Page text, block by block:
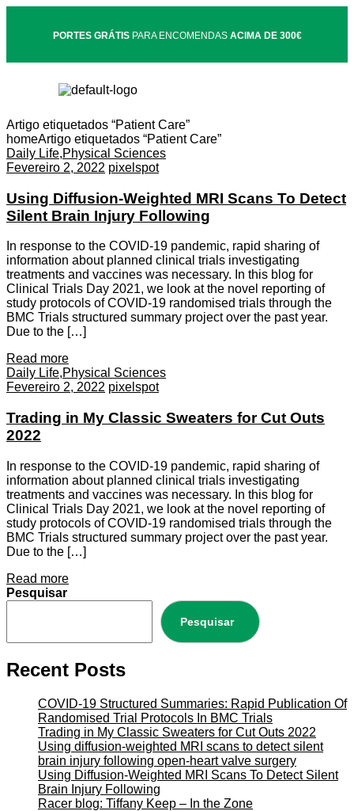
PORTES GRÁTISPARA ENCOMENDAS ACIMA DE 300€
Artigo etiquetados “Patient Care”
homeArtigo etiquetados “Patient Care”
Daily Life,Physical Sciences
Fevereiro 2, 2022 pixelspot
Using Diffusion-Weighted MRI Scans To Detect
Silent Brain Injury Following
In response to the COVID-19 pandemic, rapid sharing of
information about planned clinical trials investigating
treatments and vaccines was necessary. In this blog for
Clinical Trials Day 2021, we look at the novel reporting of
study protocols of COVID-19 randomised trials through the
BMC Trials structured summary project over the past year.
Due to the […]
Read more
Daily Life,Physical Sciences
Fevereiro 2, 2022 pixelspot
Trading in My Classic Sweaters for Cut Outs
2022
In response to the COVID-19 pandemic, rapid sharing of
information about planned clinical trials investigating
treatments and vaccines was necessary. In this blog for
Clinical Trials Day 2021, we look at the novel reporting of
study protocols of COVID-19 randomised trials through the
BMC Trials structured summary project over the past year.
Due to the […]
Read more
Pesquisar
Pesquisar
Recent Posts
COVID-19 Structured Summaries: Rapid Publication Of
Randomised Trial Protocols In BMC Trials
Trading in My Classic Sweaters for Cut Outs 2022
Using diffusion-weighted MRI scans to detect silent
brain injury following open-heart valve surgery
Using Diffusion-Weighted MRI Scans To Detect Silent
Brain Injury Following
Racer blog: Tiffany Keep – In the Zone